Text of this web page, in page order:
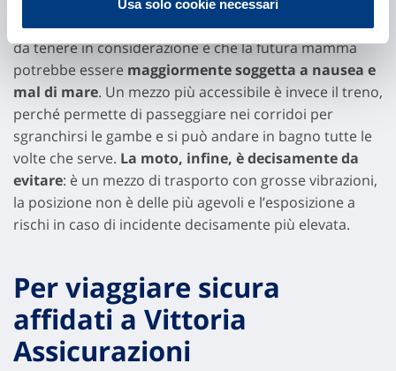
Usa solo cookie necessari
si tratti di viaggi di breve durata. L’unico accorgimento
da tenere in considerazione è che la futura mamma
potrebbe essere maggiormente soggetta a nausea e
mal di mare. Un mezzo più accessibile è invece il treno,
perché permette di passeggiare nei corridoi per
sgranchirsi le gambe e si può andare in bagno tutte le
volte che serve. La moto, infine, è decisamente da
evitare: è un mezzo di trasporto con grosse vibrazioni,
la posizione non è delle più agevoli e l’esposizione a
rischi in caso di incidente decisamente più elevata.
Per viaggiare sicura
affidati a Vittoria
Assicurazioni